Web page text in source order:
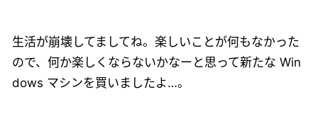
生活が崩壊してましてね。楽しいことが何もなかった
ので、何か楽しくならないかなーと思って新たな Win
dows マシンを買いましたよ…。